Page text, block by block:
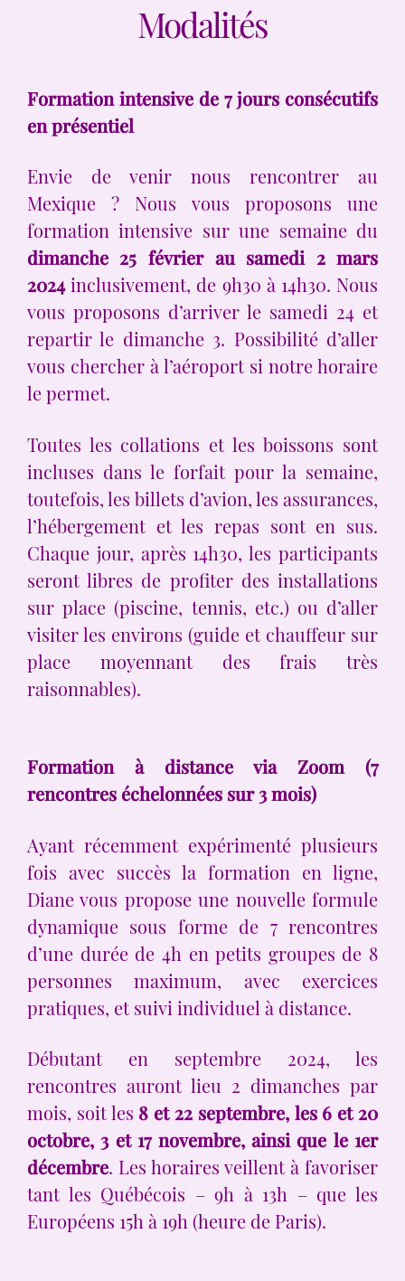
Modalités
Formation intensive de 7 jours consécutifs
en présentiel
Envie de venir nous rencontrer au
Mexique ? Nous vous proposons une
formation intensive sur une semaine du
dimanche 25 février au samedi 2 mars
2024inclusivement, de 9h30 à 14h30. Nous
vous proposons d’arriver le samedi 24 et
repartir le dimanche 3. Possibilité d’aller
vous chercher à l’aéroport si notre horaire
le permet.
Toutes les collations et les boissons sont
incluses dans le forfait pour la semaine,
toutefois, les billets d’avion, les assurances,
l’hébergement et les repas sont en sus.
Chaque jour, après 14h30, les participants
seront libres de profiter des installations
sur place (piscine, tennis, etc.) ou d’aller
visiter les environs (guide et chauffeur sur
place moyennant des frais très
raisonnables).
Formation à distance via Zoom (7
rencontres échelonnées sur 3 mois)
Ayant récemment expérimenté plusieurs
fois avec succès la formation en ligne,
Diane vous propose une nouvelle formule
dynamique sous forme de 7 rencontres
d’une durée de 4h en petits groupes de 8
personnes maximum, avec exercices
pratiques, et suivi individuel à distance.
Débutant en septembre 2024, les
rencontres auront lieu 2 dimanches par
mois, soit les 8 et 22 septembre, les 6 et 20
octobre, 3 et 17 novembre, ainsi que le 1er
décembre. Les horaires veillent à favoriser
tant les Québécois – 9h à 13h – que les
Européens 15h à 19h (heure de Paris).